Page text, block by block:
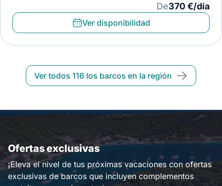
De370 €/día
Ver disponibilidad
Ver todos 116 los barcos en la región
Ofertas exclusivas
¡Eleva el nivel de tus próximas vacaciones con ofertas
exclusivas de barcos que incluyen complementos